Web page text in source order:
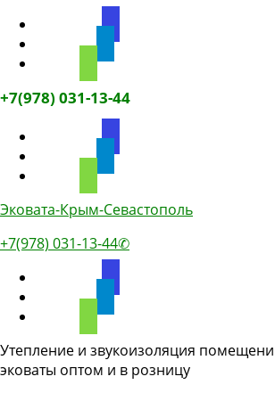
discourse
telegram
+7(978) 031-13-44
discourse
telegram
Эковата-Крым-Севастополь
+7(978) 031-13-44✆
discourse
telegram
Утепление и звукоизоляция
эковаты оптом и в розницу